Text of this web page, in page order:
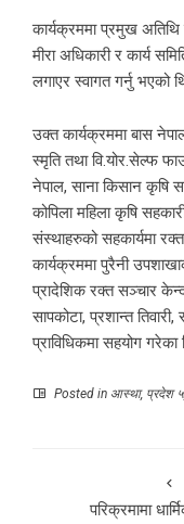
कार्यक्रममा प्रमुख
मीरा अधिकारी र कार्य
लगाएर स्वागत गर्नु भएको
उक्त कार्यक्रममा बास
स्मृति तथा वि.योर.सेल्फ
नेपाल, साना किसान कृषि
कोपिला महिला कृषि
संस्थाहरुको सहकार्यमा
कार्यक्रममा पुरैनी
प्रादेशिक रक्त सञ्चार
सापकोटा, प्रशान्त
प्राविधिकमा सहयोग गरेका
Posted in आस्था, प्रदेश ५
परिक्रमामा